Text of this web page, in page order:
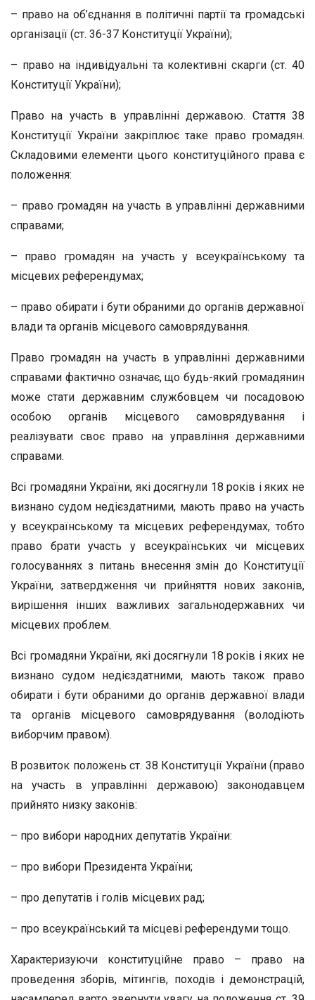
– право на об’єднання в політичні партії та громадські
організації (ст. 36-37 Конституції України);
– право на індивідуальні та колективні скарги (ст. 40
Конституції України);
Право на участь в управлінні державою. Стаття 38
Конституції України закріплює таке право громадян.
Складовими елементи цього конституційного права є
положення:
– право громадян на участь в управлінні державними
справами;
– право громадян на участь у всеукраїнському та
місцевих референдумах;
– право обирати і бути обраними до органів державної
влади та органів місцевого самоврядування.
Право громадян на участь в управлінні державними
справами фактично означає, що будь-який громадянин
може стати державним службовцем чи посадовою
особою органів місцевого самоврядування і
реалізувати своє право на управління державними
справами.
Всі громадяни України, які досягнули 18 років і яких не
визнано судом недієздатними, мають право на участь
у всеукраїнському та місцевих референдумах, тобто
право брати участь у всеукраїнських чи місцевих
голосуваннях з питань внесення змін до Конституції
України, затвердження чи прийняття нових законів,
вирішення інших важливих загальнодержавних чи
місцевих проблем.
Всі громадяни України, які досягнули 18 років і яких не
визнано судом недієздатними, мають також право
обирати і бути обраними до органів державної влади
та органів місцевого самоврядування (володіють
виборчим правом).
В розвиток положень ст. 38 Конституції України (право
на участь в управлінні державою) законодавцем
прийнято низку законів:
– про вибори народних депутатів України:
– про вибори Президента України;
– про депутатів і голів місцевих рад;
– про всеукраїнський та місцеві референдуми тощо.
Характеризуючи конституційне право – право на
проведення зборів, мітингів, походів і демонстрацій,